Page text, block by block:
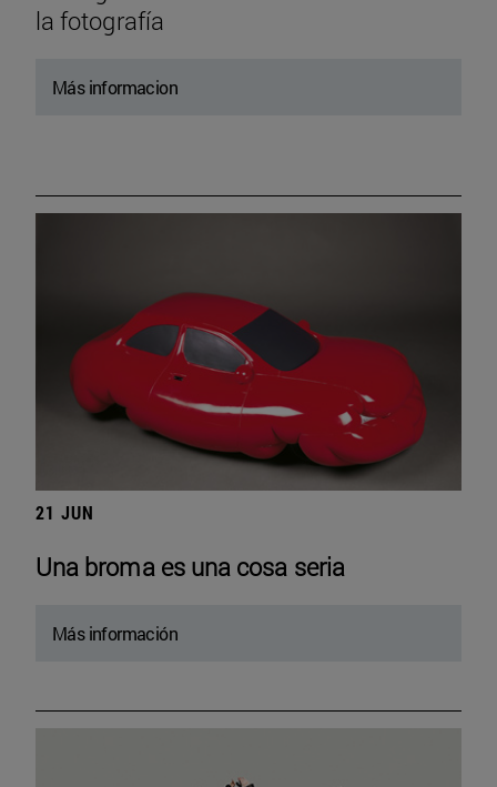
la fotografía
Más informacion
21 JUN
Una broma es una cosa seria
Más información